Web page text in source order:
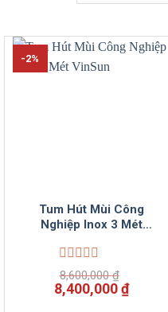
-2%
Tum Hút Mùi Công
Nghiệp Inox 3 Mét
Được
xếp
hạng
8,600,000₫
Giá
gốc
8,400,000₫Giá
hiện